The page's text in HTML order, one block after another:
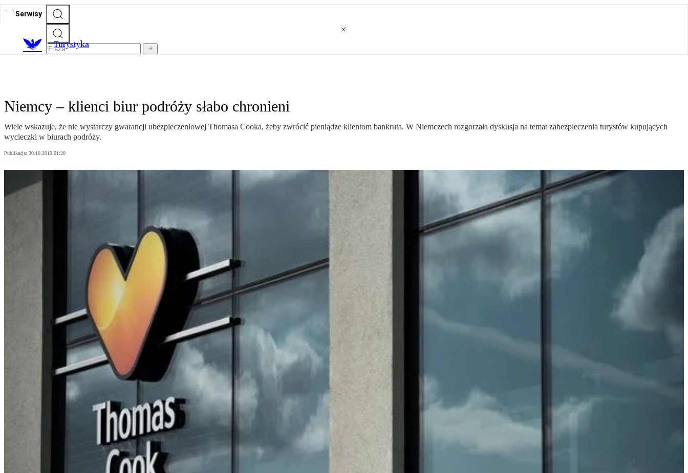
Serwisy
Turystyka
Niemcy – klienci biur podróży słabo chronieni
Wiele wskazuje, że nie wystarczy gwarancji ubezpieczeniowej Thomasa Cooka, żeby zwrócić pieniądze klientom bankruta. W Niemczech rozgorzała dyskusja na temat zabezpieczenia turystów kupujących
wycieczki w biurach podróży.
Publikacja: 30.10.2019 01:20